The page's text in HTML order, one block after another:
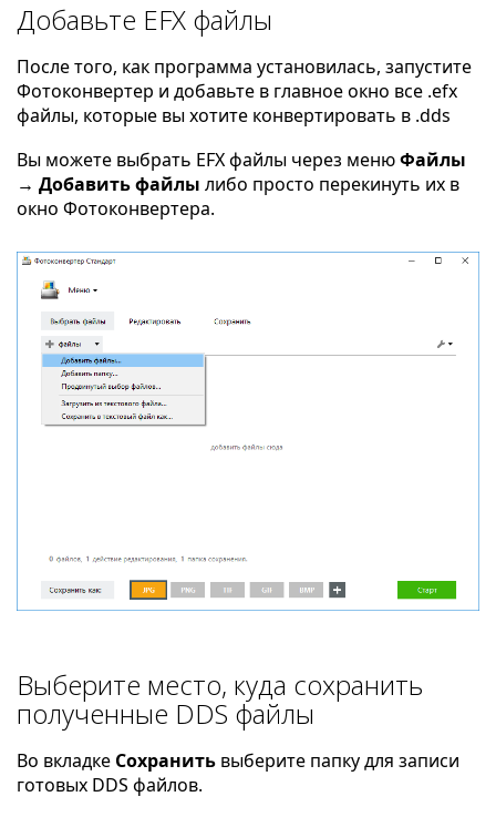
Добавьте EFX файлы
После того, как программа установилась, запустите
Фотоконвертер и добавьте в главное окно все .efx
файлы, которые вы хотите конвертировать в .dds
Вы можете выбрать EFX файлы через менюФайлы
→ Добавить файлы либо просто перекинуть их в
окно Фотоконвертера.
Выберите место, куда сохранить
полученные DDS файлы
Во вкладке Сохранить выберите папку для записи
готовых DDS файлов.